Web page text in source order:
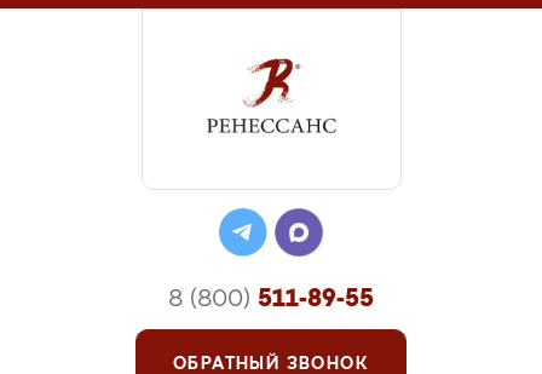
8 (800) 511-89-55
ОБРАТНЫЙ ЗВОНОК